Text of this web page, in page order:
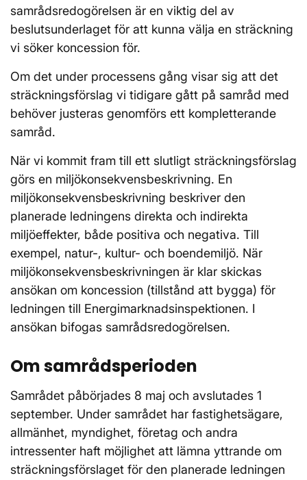
samrådsredogörelsen är en viktig del av
beslutsunderlaget för att kunna välja en sträckning
vi söker koncession för.
Om det under processens gång visar sig att det
sträckningsförslag vi tidigare gått på samråd med
behöver justeras genomförs ett kompletterande
samråd.
När vi kommit fram till ett slutligt sträckningsförslag
görs en miljökonsekvensbeskrivning. En
miljökonsekvensbeskrivning beskriver den
planerade ledningens direkta och indirekta
miljöeffekter, både positiva och negativa. Till
exempel, natur-, kultur- och boendemiljö. När
miljökonsekvensbeskrivningen är klar skickas
ansökan om koncession (tillstånd att bygga) för
ledningen till Energimarknadsinspektionen. I
ansökan bifogas samrådsredogörelsen.
Om samrådsperioden
Samrådet påbörjades 8 maj och avslutades 1
september. Under samrådet har fastighetsägare,
allmänhet, myndighet, företag och andra
intressenter haft möjlighet att lämna yttrande om
sträckningsförslaget för den planerade ledningen